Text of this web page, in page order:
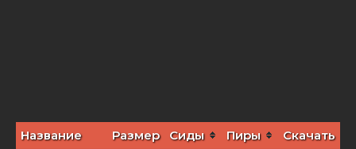
Название Размер Сиды Пиры Скачать